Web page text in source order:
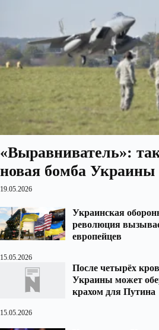
«Выравниватель»:
новая бомба Украины
19.05.2026
Украинская
революция
европейцев
15.05.2026
После четырёх
Украины может
крахом для Путина
15.05.2026